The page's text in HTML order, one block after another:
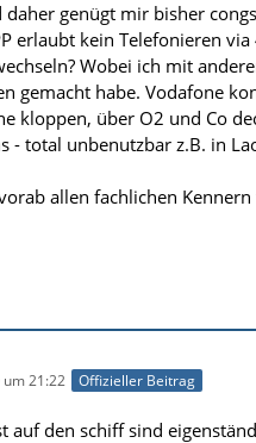
daher genügt mir bisher
erlaubt kein Telefonieren
Wobei ich mit
gemacht habe. Vodafone
kloppen, über O2 und Co
- total unbenutzbar z.B. in
allen fachlichen
21:22 Offizieller Beitrag
auf den schiff sind